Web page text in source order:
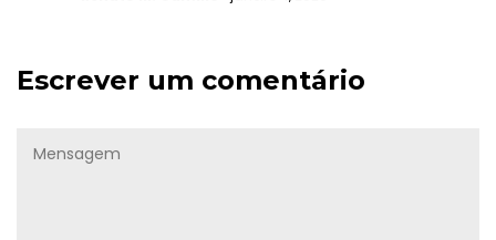
Escrever um comentário